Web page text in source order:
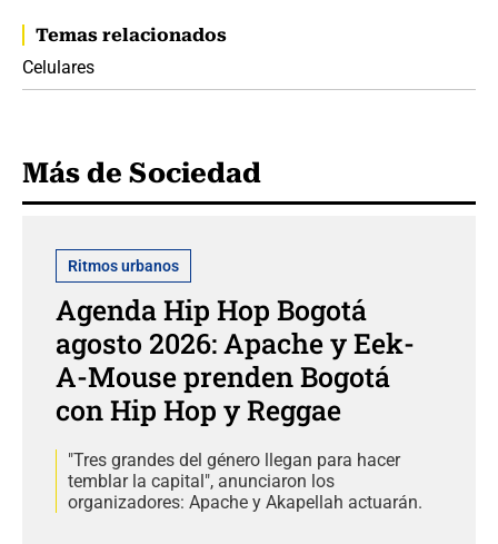
Temas relacionados
Celulares
Más de Sociedad
Ritmos urbanos
Agenda Hip Hop Bogotá
agosto 2026: Apache y Eek-
A-Mouse prenden Bogotá
con Hip Hop y Reggae
"Tres grandes del género llegan para hacer
temblar la capital", anunciaron los
organizadores: Apache y Akapellah actuarán.